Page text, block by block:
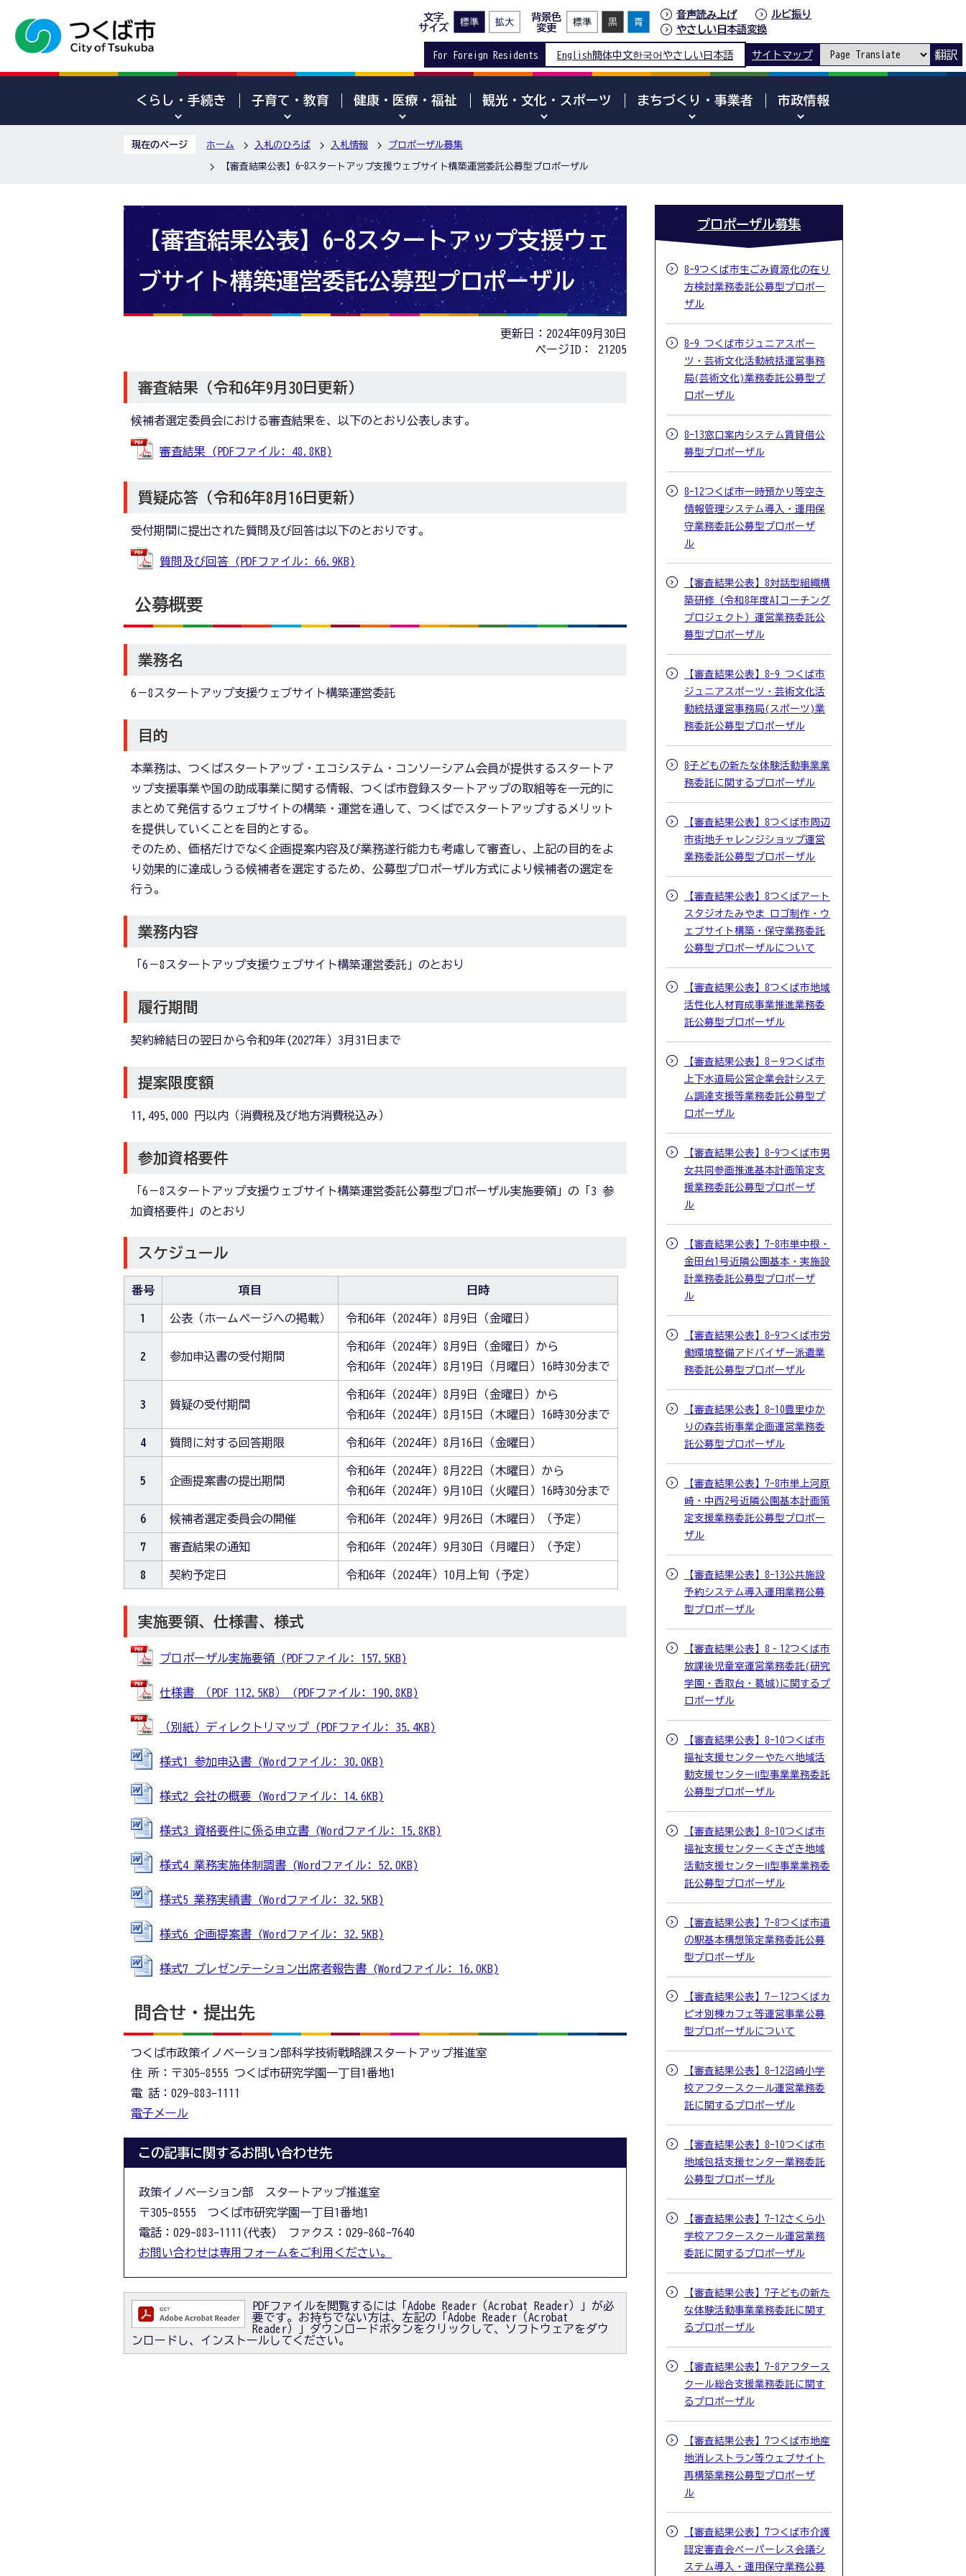
文字
サイズ
背景色
変更
音声読み上げ
ルビ振り
やさしい日本語変換
For Foreign Residents English簡体中文한국어 やさしい日本語 サイトマップ 翻訳
くらし・手続き 子育て・教育 健康・医療・福祉 観光・文化・スポーツ まちづくり・事業者 市政情報
現在のページ ホーム 入札のひろば 入札情報 プロポーザル募集
【審査結果公表】6-8スタートアップ支援ウェブサイト構築運営委託公募型プロポーザル
【審査結果公表】6-8スタートアップ支援ウェ
ブサイト構築運営委託公募型プロポーザル
更新日：2024年09月30日
ページID：
21205
審査結果（令和6年9月30日更新）
候補者選定委員会における審査結果を、以下のとおり公表します。
審査結果 (PDFファイル: 48.8KB)
質疑応答（令和6年8月16日更新）
受付期間に提出された質問及び回答は以下のとおりです。
質問及び回答 (PDFファイル: 66.9KB)
公募概要
業務名
6－8スタートアップ支援ウェブサイト構築運営委託
目的
本業務は、つくばスタートアップ・エコシステム・コンソーシアム会員が提供するスタートア
ップ支援事業や国の助成事業に関する情報、つくば市登録スタートアップの取組等を一元的に
まとめて発信するウェブサイトの構築・運営を通して、つくばでスタートアップするメリット
を提供していくことを目的とする。
そのため、価格だけでなく企画提案内容及び業務遂行能力も考慮して審査し、上記の目的をよ
り効果的に達成しうる候補者を選定するため、公募型プロポーザル方式により候補者の選定を
行う。
業務内容
「6－8スタートアップ支援ウェブサイト構築運営委託」のとおり
履行期間
契約締結日の翌日から令和9年(2027年）3月31日まで
提案限度額
11,495,000 円以内（消費税及び地方消費税込み）
参加資格要件
「6－8スタートアップ支援ウェブサイト構築運営委託公募型プロポーザル実施要領」の「3 参
加資格要件」のとおり
スケジュール
番号 項目 日時
1 公表（ホームページへの掲載） 令和6年（2024年）8月9日（金曜日）
2 参加申込書の受付期間
令和6年（2024年）8月9日（金曜日）から
令和6年（2024年）8月19日（月曜日）16時30分まで
3 質疑の受付期間
令和6年（2024年）8月9日（金曜日）から
令和6年（2024年）8月15日（木曜日）16時30分まで
4 質問に対する回答期限 令和6年（2024年）8月16日（金曜日）
5 企画提案書の提出期間
令和6年（2024年）8月22日（木曜日）から
令和6年（2024年）9月10日（火曜日）16時30分まで
6 候補者選定委員会の開催 令和6年（2024年）9月26日（木曜日）（予定）
7 審査結果の通知 令和6年（2024年）9月30日（月曜日）（予定）
8 契約予定日 令和6年（2024年）10月上旬（予定）
実施要領、仕様書、様式
プロポーザル実施要領 (PDFファイル: 157.5KB)
仕様書 （PDF 112.5KB） (PDFファイル: 190.8KB)
（別紙）ディレクトリマップ (PDFファイル: 35.4KB)
様式1_参加申込書 (Wordファイル: 30.0KB)
様式2_会社の概要 (Wordファイル: 14.6KB)
様式3_資格要件に係る申立書 (Wordファイル: 15.8KB)
様式4_業務実施体制調書 (Wordファイル: 52.0KB)
様式5_業務実績書 (Wordファイル: 32.5KB)
様式6_企画提案書 (Wordファイル: 32.5KB)
様式7_プレゼンテーション出席者報告書 (Wordファイル: 16.0KB)
問合せ・提出先
つくば市政策イノベーション部科学技術戦略課スタートアップ推進室
住 所：〒305-8555 つくば市研究学園一丁目1番地1
電 話：029-883-1111
電子メール
この記事に関するお問い合わせ先
政策イノベーション部 スタートアップ推進室
〒305-8555 つくば市研究学園一丁目1番地1
電話：029-883-1111(代表) ファクス：029-868-7640
お問い合わせは専用フォームをご利用ください。
PDFファイルを閲覧するには「Adobe Reader（Acrobat Reader）」が必
要です。お持ちでない方は、左記の「Adobe Reader（Acrobat
Reader）」ダウンロードボタンをクリックして、ソフトウェアをダウ
ンロードし、インストールしてください。
プロポーザル募集
8-9つくば市生ごみ資源化の在り
方検討業務委託公募型プロポー
ザル
8-9 つくば市ジュニアスポー
ツ・芸術文化活動統括運営事務
局(芸術文化)業務委託公募型プ
ロポーザル
8-13窓口案内システム賃貸借公
募型プロポーザル
8-12つくば市一時預かり等空き
情報管理システム導入・運用保
守業務委託公募型プロポーザ
ル
【審査結果公表】8対話型組織構
築研修（令和8年度AIコーチング
プロジェクト）運営業務委託公
募型プロポーザル
【審査結果公表】8-9 つくば市
ジュニアスポーツ・芸術文化活
動統括運営事務局(スポーツ)業
務委託公募型プロポーザル
8子どもの新たな体験活動事業業
務委託に関するプロポーザル
【審査結果公表】8つくば市周辺
市街地チャレンジショップ運営
業務委託公募型プロポーザル
【審査結果公表】8つくばアート
スタジオたみやま ロゴ制作・ウ
ェブサイト構築・保守業務委託
公募型プロポーザルについて
【審査結果公表】8つくば市地域
活性化人材育成事業推進業務委
託公募型プロポーザル
【審査結果公表】8－9つくば市
上下水道局公営企業会計システ
ム調達支援等業務委託公募型プ
ロポーザル
【審査結果公表】8-9つくば市男
女共同参画推進基本計画策定支
援業務委託公募型プロポーザ
ル
【審査結果公表】7-8市単中根・
金田台1号近隣公園基本・実施設
計業務委託公募型プロポーザ
ル
【審査結果公表】8-9つくば市労
働環境整備アドバイザー派遣業
務委託公募型プロポーザル
【審査結果公表】8-10豊里ゆか
りの森芸術事業企画運営業務委
託公募型プロポーザル
【審査結果公表】7-8市単上河原
崎・中西2号近隣公園基本計画策
定支援業務委託公募型プロポー
ザル
【審査結果公表】8-13公共施設
予約システム導入運用業務公募
型プロポーザル
【審査結果公表】8‐12つくば市
放課後児童室運営業務委託(研究
学園・香取台・葛城)に関するプ
ロポーザル
【審査結果公表】8-10つくば市
福祉支援センターやたべ地域活
動支援センターⅡ型事業業務委託
公募型プロポーザル
【審査結果公表】8-10つくば市
福祉支援センターくきざき地域
活動支援センターⅡ型事業業務委
託公募型プロポーザル
【審査結果公表】7-8つくば市道
の駅基本構想策定業務委託公募
型プロポーザル
【審査結果公表】7－12つくばカ
ピオ別棟カフェ等運営事業公募
型プロポーザルについて
【審査結果公表】8-12沼崎小学
校アフタースクール運営業務委
託に関するプロポーザル
【審査結果公表】8-10つくば市
地域包括支援センター業務委託
公募型プロポーザル
【審査結果公表】7-12さくら小
学校アフタースクール運営業務
委託に関するプロポーザル
【審査結果公表】7子どもの新た
な体験活動事業業務委託に関す
るプロポーザル
【審査結果公表】7-8アフタース
クール総合支援業務委託に関す
るプロポーザル
【審査結果公表】7つくば市地産
地消レストラン等ウェブサイト
再構築業務公募型プロポーザ
ル
【審査結果公表】7つくば市介護
認定審査会ペーパーレス会議シ
ステム導入・運用保守業務公募